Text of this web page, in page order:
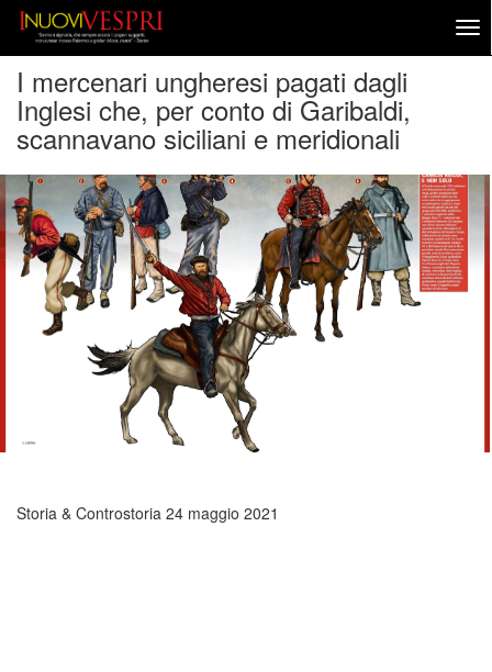
I mercenari ungheresi pagati dagli
Inglesi che, per conto di Garibaldi,
scannavano siciliani e meridionali
Storia & Controstoria 24 maggio 2021